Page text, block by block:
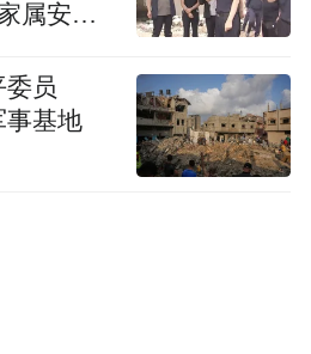
属安抚
委员
事基地